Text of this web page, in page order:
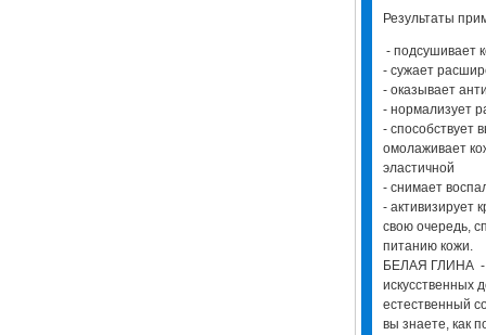
Результаты
- подсушивает
- сужает
- оказывает
- нормализует
- способствует
омолаживает
эластичной
- снимает
- активизирует
свою очередь,
питанию кожи.
БЕЛАЯ ГЛИНА -
искусственных
естественный
вы знаете, как